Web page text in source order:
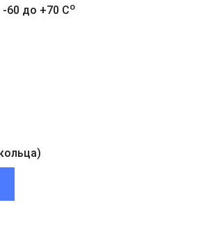
-60 до +70 Co